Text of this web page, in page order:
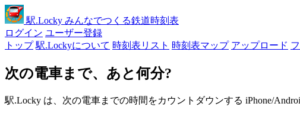
駅.Locky みんなでつくる鉄道時刻表
ログイン ユーザー登録
トップ 駅.Lockyについて 時刻表リスト 時刻表マップ アップロード
次の電車まで、あと何分?
駅.Locky は、次の電車までの時間をカウントダウンする iPhone/